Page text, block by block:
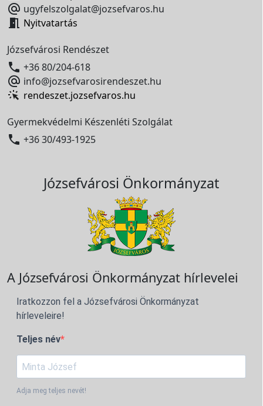
 ugyfelszolgalat@jozsefvaros.hu
 Nyitvatartás
Józsefvárosi Rendészet
 +36 80/204-618
 info@jozsefvarosirendeszet.hu
rendeszet.jozsefvaros.hu
Gyermekvédelmi Készenléti Szolgálat
 +36 30/493-1925
Józsefvárosi Önkormányzat
A Józsefvárosi Önkormányzat hírlevelei
Iratkozzon fel a Józsefvárosi Önkormányzat
hírleveleire!
Teljes név
Adja meg teljes nevét!